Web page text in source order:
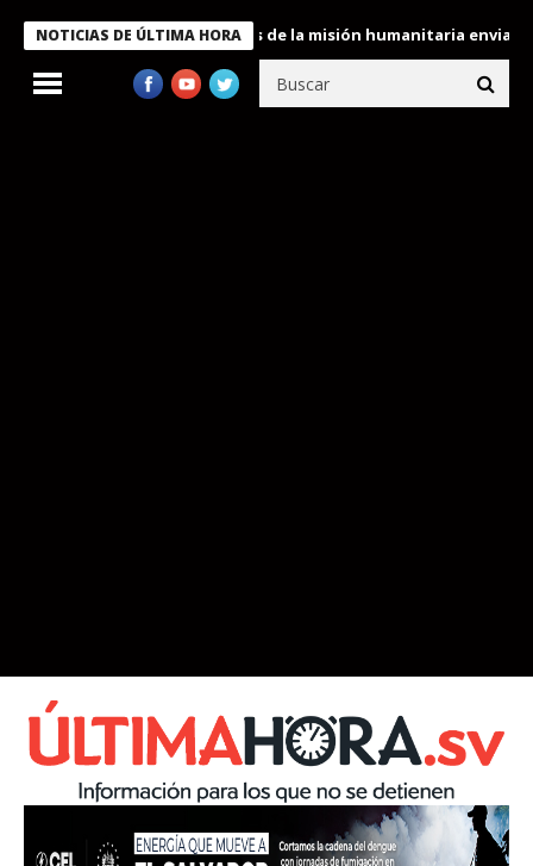
NOTICIAS DE ÚLTIMA HORA
condecora a miembros de la misión humanitaria enviada a